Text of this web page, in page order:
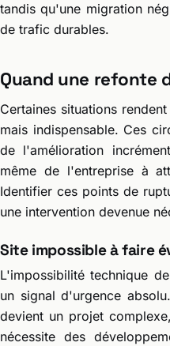
tandis qu'une migration
de trafic durables.
Quand une refonte
Certaines situations
mais indispensable. Ces
de l'amélioration
même de l'entreprise à
Identifier ces points de
une intervention devenue
Site impossible à faire
L'impossibilité technique
un signal d'urgence
devient un projet
nécessite des